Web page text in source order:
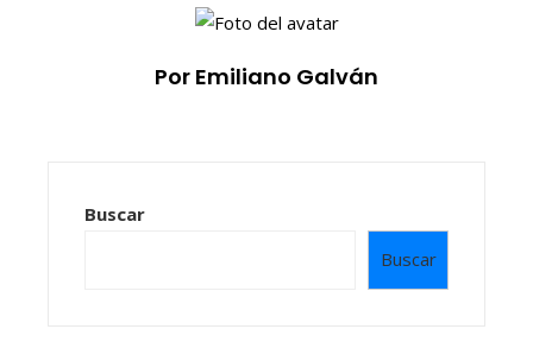
Por Emiliano Galván
Buscar
Buscar